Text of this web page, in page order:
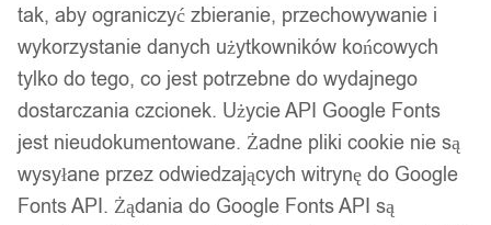
Pasy zabezpieczające na walizkę
podróżne do bagażu rejestrowanego 2
sztuki
23,99zł
tak, aby ograniczyć zbieranie, przechowywanie i
wykorzystanie danych użytkowników końcowych
tylko do tego, co jest potrzebne do wydajnego
dostarczania czcionek. Użycie API Google Fonts
jest nieudokumentowane. Żadne pliki cookie nie są
wysyłane przez odwiedzających witrynę do Google
Fonts API. Żądania do Google Fonts API są